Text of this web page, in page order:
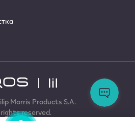
Morris Products S.A.
reserved.